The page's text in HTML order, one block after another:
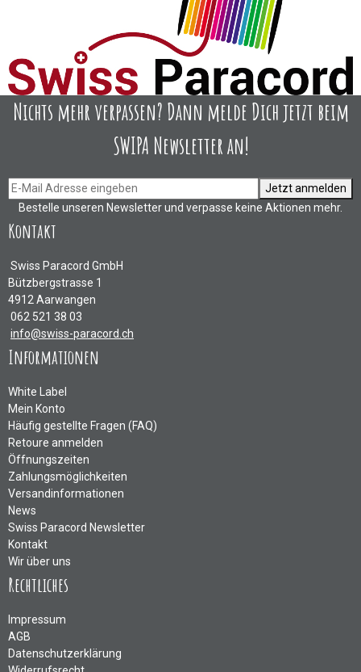
Nichts mehr verpassen? Dann melde Dich jetzt beim
SWIPA Newsletter an!
Jetzt anmelden
Bestelle unseren Newsletter und verpasse keine Aktionen mehr.
Kontakt
Swiss Paracord GmbH
Bützbergstrasse 1
4912 Aarwangen
062 521 38 03
info@swiss-paracord.ch
Informationen
White Label
Mein Konto
Häufig gestellte Fragen (FAQ)
Retoure anmelden
Öffnungszeiten
Zahlungsmöglichkeiten
Versandinformationen
News
Swiss Paracord Newsletter
Kontakt
Wir über uns
Rechtliches
Impressum
AGB
Datenschutzerklärung